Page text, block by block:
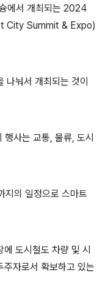
에서 개최되는 2024
City Summit & Expo)
나눠서 개최되는 것이
사는 교통, 물류, 도시
지의 일정으로 스마트
도시철도 차량 및 시
자로서 확보하고 있는